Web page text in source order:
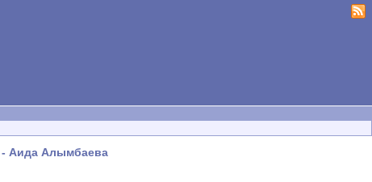
- Аида Алымбаева